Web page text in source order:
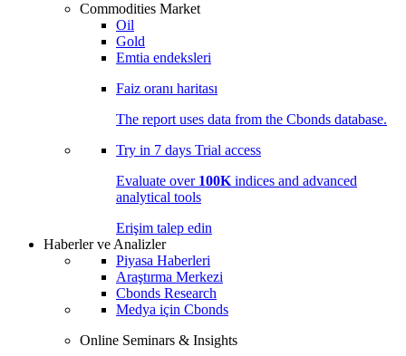
Commodities Market
Oil
Gold
Emtia endeksleri
Faiz oranı haritası
The report uses data from the Cbonds database.
Try in 7 days Trial access
Evaluate over 100K indices and advanced
analytical tools
Erişim talep edin
Haberler ve Analizler
Piyasa Haberleri
Araştırma Merkezi
Cbonds Research
Medya için Cbonds
Online Seminars & Insights